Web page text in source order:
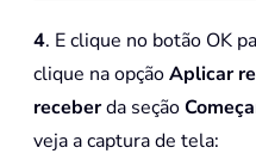
4. E clique no botão OK
clique na opçãoAplicar
receberda seção
veja a captura de tela: